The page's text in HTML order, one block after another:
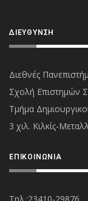
ΔΙΕΎΘΥΝΣΗ
Διεθνές
Σχολή Επιστημών
Τμήμα
3 χιλ. Κιλκίς-
ΕΠΙΚΟΙΝΩΝΊΑ